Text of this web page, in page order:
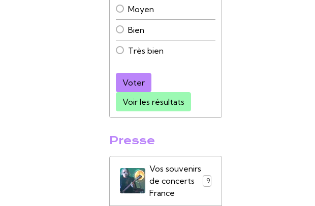
Moyen
Bien
Très bien
Voter
Voir les résultats
Presse
Vos souvenirs
de concerts
France